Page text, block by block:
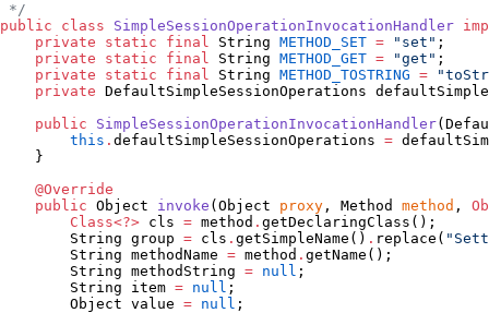
*/
public
class SimpleSessionOperationInvocationHandler
private
static final String METHOD_SET = " set " ;
private
static final String METHOD_GET = "get " ;
private
static final String METHOD_TOSTRING = "
private DefaultSimpleSessionOperations
public
SimpleSessionOperationInvocationHandler(
this . defaultSimpleSessionOperations =
    }
@Override
public Object invoke ( Object proxy , Method method ,
Class<?> cls = method . getDeclaringClass();
String group = cls . getSimpleName() . replace( "
String methodName = method . getName();
String methodString = null ;
String item = null ;
Object value = null ;